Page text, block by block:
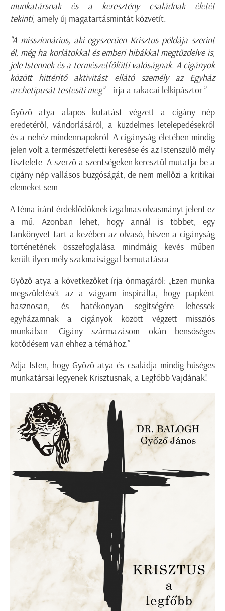
munkatársnak és a keresztény családnak életét
tekinti, amely új magatartásmintát közvetít.
"A misszionárius, aki egyszerűen Krisztus példája szerint
él, még ha korlátokkal és emberi hibákkal megtűzdelve is,
jele Istennek és a természetfölötti valóságnak. A cigányok
között hittérítő aktivitást ellátó személy az Egyház
archetípusát testesíti meg”– írja a rakacai lelkipásztor.”
Győző atya alapos kutatást végzett a cigány nép
eredetéről, vándorlásáról, a küzdelmes letelepedésekről
és a nehéz mindennapokról. A cigányság életében mindig
jelen volt a természetfeletti keresése és az Istenszülő mély
tisztelete. A szerző a szentségeken keresztül mutatja be a
cigány nép vallásos buzgóságát, de nem mellőzi a kritikai
elemeket sem.
A téma iránt érdeklődőknek izgalmas olvasmányt jelent ez
a mű. Azonban lehet, hogy annál is többet, egy
tankönyvet tart a kezében az olvasó, hiszen a cigányság
történetének összefoglalása mindmáig kevés műben
került ilyen mély szakmaisággal bemutatásra.
Győző atya a következőket írja önmagáról: „Ezen munka
megszületését az a vágyam inspirálta, hogy papként
hasznosan, és hatékonyan segítségére lehessek
egyházamnak a cigányok között végzett missziós
munkában. Cigány származásom okán bensőséges
kötődésem van ehhez a témához.”
Adja Isten, hogy Győző atya és családja mindig hűséges
munkatársai legyenek Krisztusnak, a Legfőbb Vajdának!